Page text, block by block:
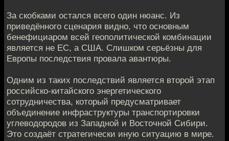
За скобками остался всего один нюанс. Из
приведённого сценария видно, что основным
бенефициаром всей геополитической комбинации
является не ЕС, а США. Слишком серьёзны для
Европы последствия провала авантюры.
Одним из таких последствий является второй этап
российско-китайского энергетического
сотрудничества, который предусматривает
объединение инфраструктуры транспортировки
углеводородов из Западной и Восточной Сибири.
Это создаёт стратегически иную ситуацию в мире.